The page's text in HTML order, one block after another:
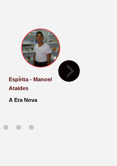
Espírita - Manoel
Ataides
A Era Nova